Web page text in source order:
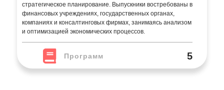
стратегическое планирование. Выпускники востребованы в
финансовых учреждениях, государственных органах,
компаниях и консалтинговых фирмах, занимаясь анализом
и оптимизацией экономических процессов.
Программ 5